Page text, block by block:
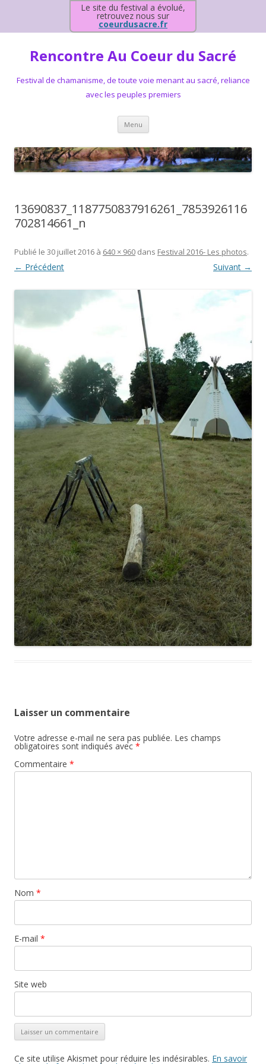
Le site du festival a évolué,
retrouvez nous sur
coeurdusacre.fr
Rencontre Au Coeur du Sacré
Festival de chamanisme, de toute voie menant au sacré, reliance
avec les peuples premiers
Menu Aller au contenu principal
13690837_1187750837916261_7853926116
702814661_n
Publié le 30 juillet 2016 à 640 × 960 dans Festival 2016- Les photos.
← Précédent Suivant →
Laisser un commentaire
Votre adresse e-mail ne sera pas publiée. Les champs
obligatoires sont indiqués avec *
Commentaire *
Nom *
E-mail *
Site web
Ce site utilise Akismet pour réduire les indésirables. En savoir